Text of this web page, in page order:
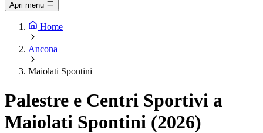
Apri menu
Home
Ancona
Maiolati Spontini
Palestre e Centri Sportivi a
Maiolati Spontini (2026)